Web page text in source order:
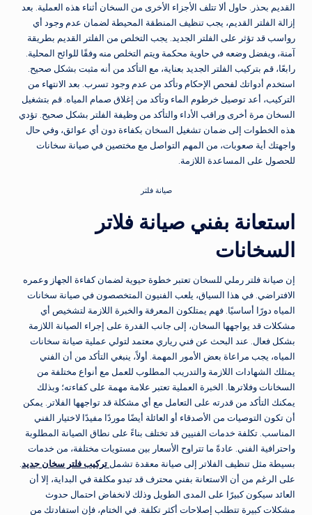
القديم بحذر. حاول ألا تتلف الأجزاء الأخرى من السخان أثناء هذه العملية. بعد
إزالة الفلتر القديم، يجب تنظيف المنطقة المحيطة لضمان عدم وجود أي
رواسب قد تؤثر على الفلتر الجديد. يجب التخلص من الفلتر القديم بطريقة
آمنة، ويفضل وضعه في حاوية محكمة ويتم التخلص منه وفقًا للوائح المحلية.
رابعًا، قم بتركيب الفلتر الجديد بعناية، مع التأكد من أنه مثبت بشكل صحيح.
استخدم أدواتك لفحص الإحكام وتأكد من عدم وجود تسرب. بعد الانتهاء من
التركيب، أعد توصيل خرطوم الماء وتأكد من إغلاق صمام المياه. قم بتشغيل
السخان مرة أخرى وراقب الأداء والتأكد من وظيفة الفلتر بشكل صحيح. تؤدي
هذه الخطوات إلى ضمان تشغيل السخان بكفاءة دون أي عوائق، وفي حال
واجهتك أية صعوبات، من المهم التواصل مع مختصين في صيانة سخانات
للحصول على المساعدة اللازمة.
صيانة فلتر
استعانة بفني صيانة فلاتر
السخانات
إن صيانة فلتر رملي للسخان تعتبر خطوة حيوية لضمان كفاءة الجهاز وعمره
الافتراضي. في هذا السياق، يلعب الفنيون المتخصصون في صيانة سخانات
المياه دورًا أساسيًا. فهم يمتلكون المعرفة والخبرة اللازمة لتشخيص أي
مشكلات قد يواجهها السخان، إلى جانب القدرة على إجراء الصيانة اللازمة
بشكل فعال. عند البحث عن فني رياري معتمد لتولي عملية صيانة سخانات
المياه، يجب مراعاة بعض الأمور المهمة. أولاً، ينبغي التأكد من أن الفني
يمتلك الشهادات اللازمة والتدريب المطلوب للعمل مع أنواع مختلفة من
السخانات وفلاترها. الخبرة العملية تعتبر علامة مهمة على كفاءته؛ وبذلك
يمكنك التأكد من قدرته على التعامل مع أي مشكلة قد تواجهها الفلاتر. يمكن
أن تكون التوصيات من الأصدقاء أو العائلة أيضًا موردًا مفيدًا لاختيار الفني
المناسب. تكلفة خدمات الفنيين قد تختلف بناءً على نطاق الصيانة المطلوبة
واحترافية الفني. عادةً ما تتراوح الأسعار بين مستويات مختلفة، من خدمات
بسيطة مثل تنظيف الفلاتر إلى صيانة معقدة تشمل تركيب فلتر سخان جديد.
على الرغم من أن الاستعانة بفني محترف قد تبدو مكلفة في البداية، إلا أن
العائد سيكون كبيرًا على المدى الطويل وذلك لانخفاض احتمال حدوث
مشكلات كبيرة تتطلب إصلاحات أكثر تكلفة. في الختام، فإن استفادتك من